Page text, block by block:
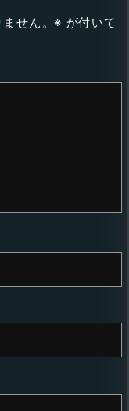
せん。 ※ が付いて